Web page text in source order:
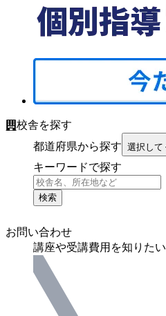
校舎を探す
都道府県から探す 選択して
キーワードで探す
検索
お問い合わせ
講座や受講費用を知りたい